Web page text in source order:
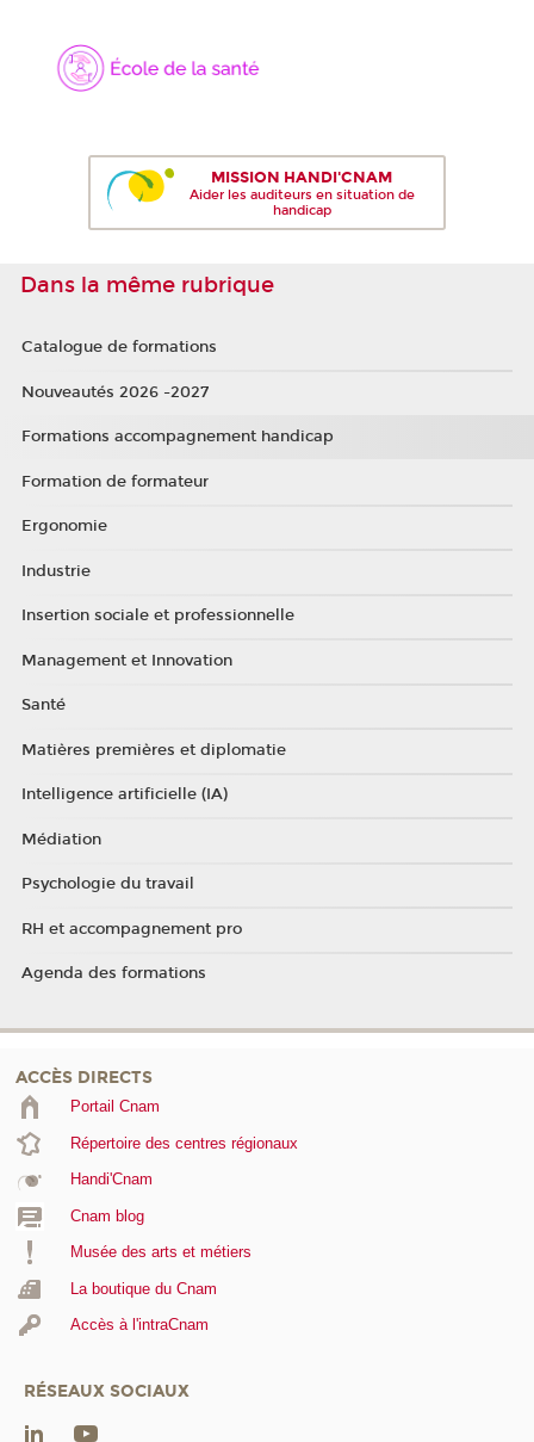
MISSION HANDI'CNAM
Aider les auditeurs en situation de
handicap
Dans la même rubrique
Catalogue de formations
Nouveautés 2026 -2027
Formations accompagnement handicap
Formation de formateur
Ergonomie
Industrie
Insertion sociale et professionnelle
Management et Innovation
Santé
Matières premières et diplomatie
Intelligence artificielle (IA)
Médiation
Psychologie du travail
RH et accompagnement pro
Agenda des formations
ACCÈS DIRECTS
Portail Cnam
Répertoire des centres régionaux
Handi'Cnam
Cnam blog
Musée des arts et métiers
La boutique du Cnam
Accès à l'intraCnam
RÉSEAUX SOCIAUX